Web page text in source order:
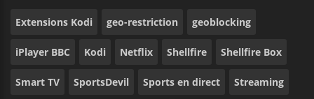
Extensions Kodi geo-restriction geoblocking
iPlayer BBC Kodi Netflix Shellfire Shellfire Box
Smart TV SportsDevil Sports en direct Streaming